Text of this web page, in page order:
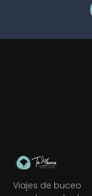
Viajes de buceo